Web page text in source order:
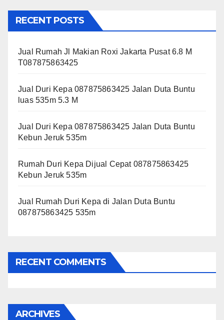
RECENT POSTS
Jual Rumah Jl Makian Roxi Jakarta Pusat 6.8 M
T087875863425
Jual Duri Kepa 087875863425 Jalan Duta Buntu
luas 535m 5.3 M
Jual Duri Kepa 087875863425 Jalan Duta Buntu
Kebun Jeruk 535m
Rumah Duri Kepa Dijual Cepat 087875863425
Kebun Jeruk 535m
Jual Rumah Duri Kepa di Jalan Duta Buntu
087875863425 535m
RECENT COMMENTS
ARCHIVES